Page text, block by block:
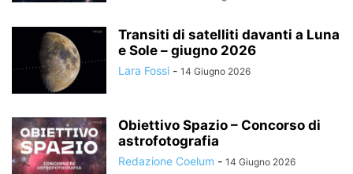
Transiti di satelliti davanti a Luna
e Sole – giugno 2026
Lara Fossi - 14 Giugno 2026
Obiettivo Spazio – Concorso di
astrofotografia
Redazione Coelum - 14 Giugno 2026